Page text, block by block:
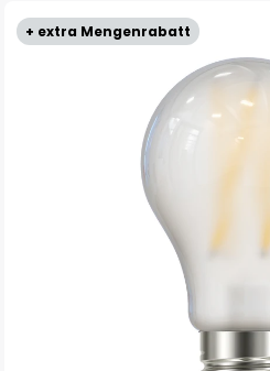
+ extra Mengenrabatt
Zum
Ende